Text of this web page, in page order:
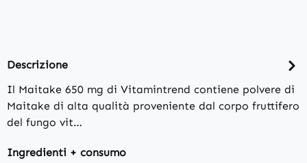
Descrizione
Il Maitake 650 mg di Vitamintrend contiene polvere di
Maitake di alta qualità proveniente dal corpo fruttifero
del fungo vit…
Ingredienti + consumo